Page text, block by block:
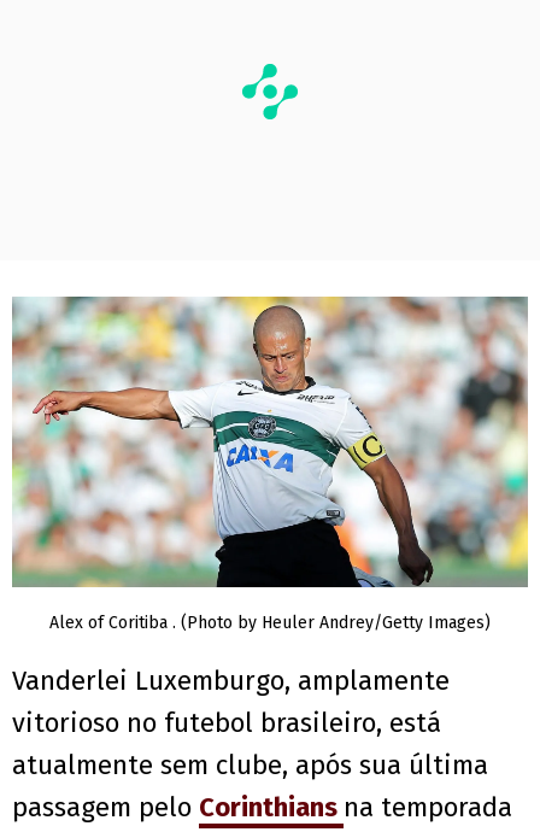
Alex of Coritiba . (Photo by Heuler Andrey/Getty Images)
Vanderlei Luxemburgo, amplamente
vitorioso no futebol brasileiro, está
atualmente sem clube, após sua última
passagem pelo Corinthians na temporada